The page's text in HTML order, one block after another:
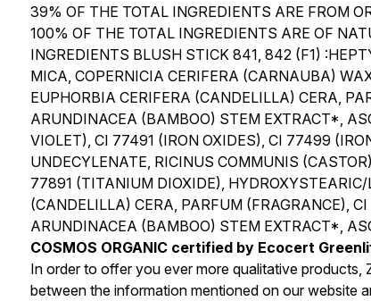
39% OF THE TOTAL INGREDIENTS ARE FROM
100% OF THE TOTAL INGREDIENTS ARE OF
INGREDIENTS BLUSH STICK 841, 842 (F1)
MICA, COPERNICIA CERIFERA (CARNAUBA)
EUPHORBIA CERIFERA (CANDELILLA) CERA,
ARUNDINACEA (BAMBOO) STEM EXTRACT*,
VIOLET), CI 77491 (IRON OXIDES), CI 77499
UNDECYLENATE, RICINUS COMMUNIS
77891 (TITANIUM DIOXIDE),
(CANDELILLA) CERA, PARFUM (FRAGRANCE),
ARUNDINACEA (BAMBOO) STEM EXTRACT*,
COSMOS ORGANIC certified by Ecocert
In order to offer you ever more qualitative products,
between the information mentioned on our website